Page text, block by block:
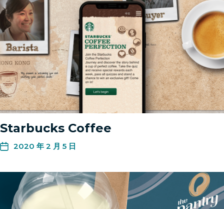
Starbucks Coffee
2020 年 2 月 5 日